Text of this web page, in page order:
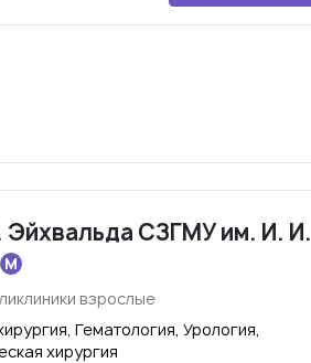
Эйхвальда СЗГМУ им. И. И.
взрослые
Гематология, Урология,
хирургия